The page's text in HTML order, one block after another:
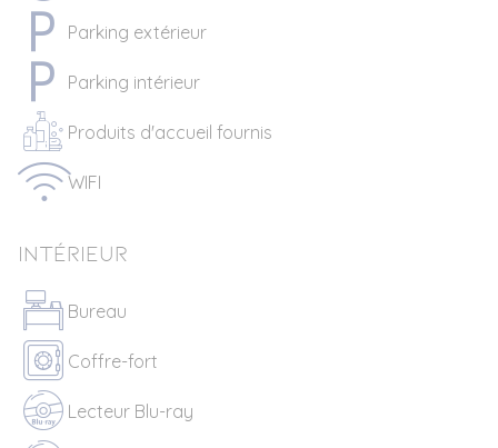
Parking extérieur
Parking intérieur
Produits d'accueil fournis
WIFI
Intérieur
Bureau
Coffre-fort
Lecteur Blu-ray